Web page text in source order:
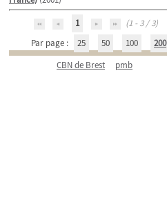
1
(1 - 3 / 3)
Par page :
25 50 100
200
CBN de Brest
pmb